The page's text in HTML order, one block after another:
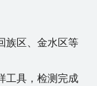
族区、金水区等
工具，检测完成